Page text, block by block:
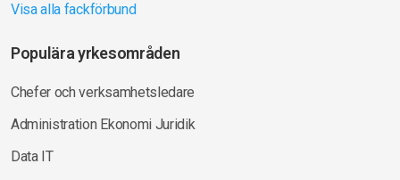
Visa alla fackförbund
Populära yrkesområden
Chefer och verksamhetsledare
Administration Ekonomi Juridik
Data IT